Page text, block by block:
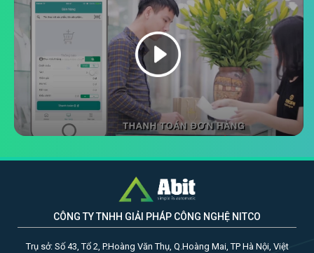
CÔNG TY TNHH GIẢI PHÁP CÔNG NGHỆ NITCO
Trụ sở: Số 43, Tổ 2, P.Hoàng Văn Thụ, Q.Hoàng Mai, TP Hà Nội, Việt